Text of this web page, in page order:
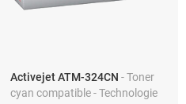
Activejet ATM-324CN - Toner
cyan compatible - Technologie